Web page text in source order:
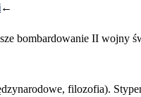
←
bombardowanie II wojny
filozofia).